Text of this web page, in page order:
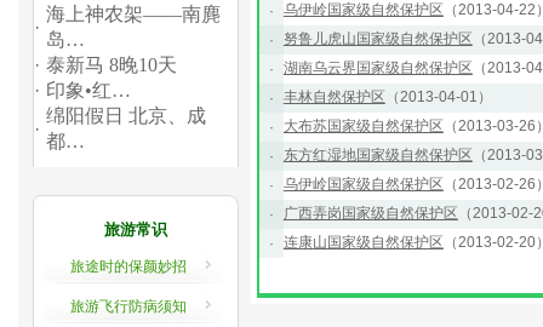
·
海上神农架——南麂
岛…
· 泰新马 8晚10天
· 印象•红…
·
绵阳假日 北京、成
都…
旅游常识
旅途时的保颜妙招
旅游飞行防病须知
·
乌伊岭国家级自然保护区 （2013-04-22
·
努鲁儿虎山国家级自然保护区 （2013-
·
湖南乌云界国家级自然保护区 （2013-
·
丰林自然保护区 （2013-04-01）
·
大布苏国家级自然保护区 （2013-03-26
·
东方红湿地国家级自然保护区 （2013-
·
乌伊岭国家级自然保护区 （2013-02-26
·
广西弄岗国家级自然保护区 （2013-02-
·
连康山国家级自然保护区 （2013-02-20